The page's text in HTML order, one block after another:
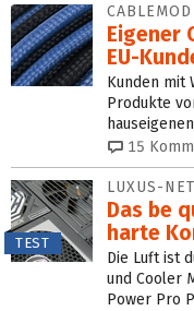
CABLEMOD
Eigener
Kunden mit
Produkte
15
TEST
LUXUS-
Das be
harte
Die Luft ist
und Cooler
Power Pro